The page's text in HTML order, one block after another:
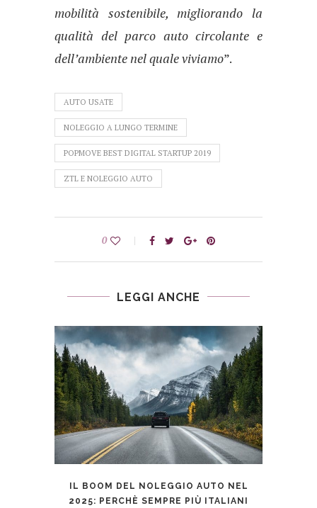
mobilità sostenibile, migliorando la
qualità del parco auto circolante e
dell’ambiente nel quale viviamo”.
AUTO USATE
NOLEGGIO A LUNGO TERMINE
POPMOVE BEST DIGITAL STARTUP 2019
ZTL E NOLEGGIO AUTO
0
LEGGI ANCHE
IL BOOM DEL NOLEGGIO AUTO NEL
2025: PERCHÈ SEMPRE PIÙ ITALIANI